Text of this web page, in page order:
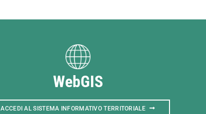
WebGIS
ACCEDI AL SISTEMA INFORMATIVO TERRITORIALE